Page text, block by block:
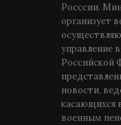
Росссии.
организует
управление
Российской
новости,
касающихся
военным